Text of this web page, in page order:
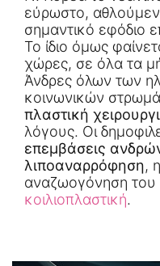
εύρωστο,
σημαντικό εφόδιο
Το ίδιο όμως
χώρες, σε όλα τα
Άνδρες όλων των
κοινωνικών
πλαστική
λόγους. Οι
επεμβάσεις
λιποαναρρόφηση, η
αναζωογόνηση
κοιλιοπλαστική.